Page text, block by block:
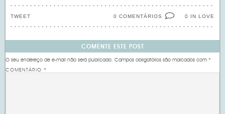
0 IN LOVE
0 COMENTÁRIOS
TWEET
COMENTE ESTE POST
O seu endereço de e-mail não será publicado. Campos obrigatórios são marcados com*
COMENTÁRIO*